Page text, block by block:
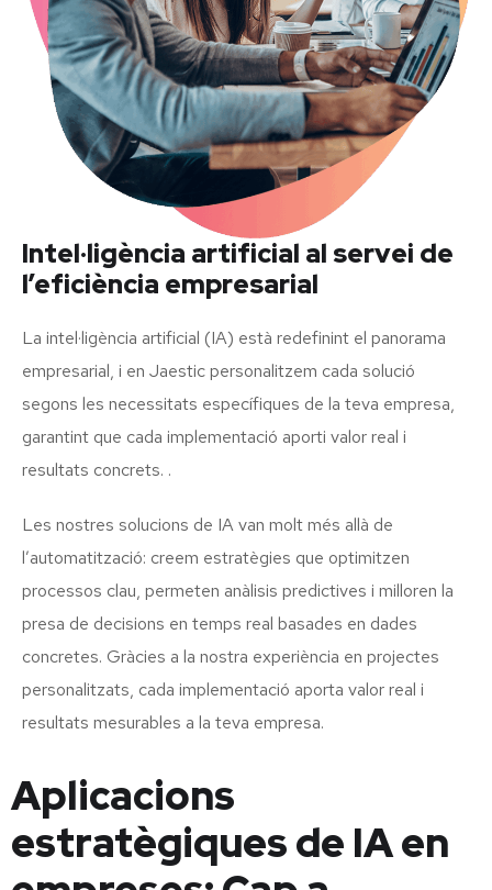
Intel·ligència artificial al servei de
l’eficiència empresarial
La intel·ligència artificial (IA) està redefinint el panorama
empresarial, i en Jaestic personalitzem cada solució
segons les necessitats específiques de la teva empresa,
garantint que cada implementació aporti valor real i
resultats concrets. .
Les nostres solucions de IA van molt més allà de
l’automatització: creem estratègies que optimitzen
processos clau, permeten anàlisis predictives i milloren la
presa de decisions en temps real basades en dades
concretes. Gràcies a la nostra experiència en projectes
personalitzats, cada implementació aporta valor real i
resultats mesurables a la teva empresa.
Aplicacions
estratègiques de IA en